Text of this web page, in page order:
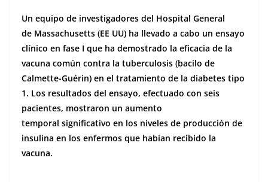
Un equipo de investigadores del Hospital General
de Massachusetts (EE UU) ha llevado a cabo un ensayo
clínico en fase I que ha demostrado la eficacia de la
vacuna común contra la tuberculosis (bacilo de
Calmette-Guérin) en el tratamiento de la diabetes tipo
1. Los resultados del ensayo, efectuado con seis
pacientes, mostraron un aumento
temporal significativo en los niveles de producción de
insulina en los enfermos que habían recibido la
vacuna.